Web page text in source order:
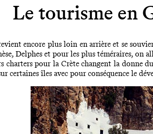
Le tourisme en
encore plus loin en arrière et se
Delphes et pour les plus téméraires, on
charters pour la Crète changent la donne
certaines îles avec pour conséquence le